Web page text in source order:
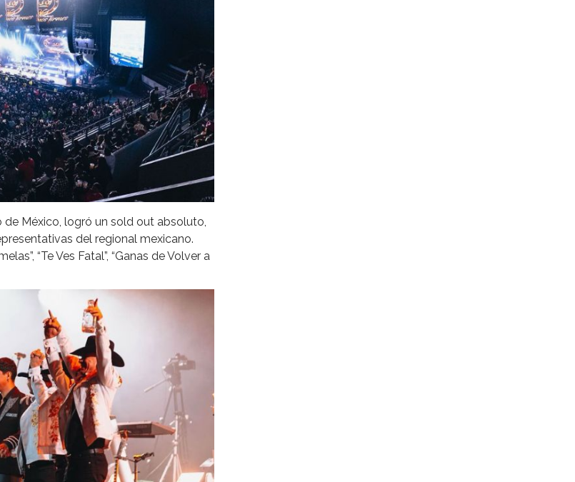
México, logró un sold out absoluto,
del regional mexicano.
“Te Ves Fatal”, “Ganas de Volver a